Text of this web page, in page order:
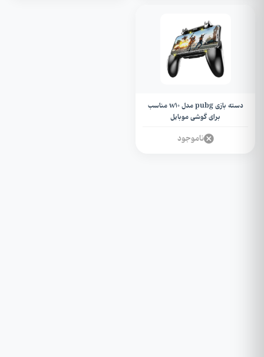
دسته بازی pubg مدل w10 مناسب
برای گوشی موبایل
ناموجود